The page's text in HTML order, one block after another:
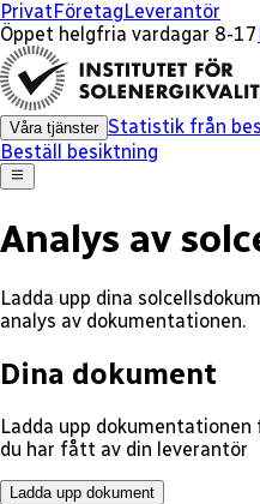
PrivatFöretagLeverantör
Öppet helgfria vardagar 8-17
Våra tjänster Statistik från
Beställ besiktning
Analys av
Ladda upp dina
analys av dokumentationen.
Dina dokument
Ladda upp
du har fått av din leverantör
Ladda upp dokument